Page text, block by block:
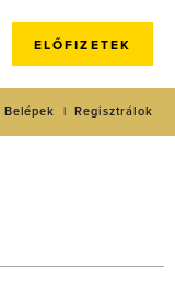
ELŐFIZETEK
Regisztrálok
Belépek